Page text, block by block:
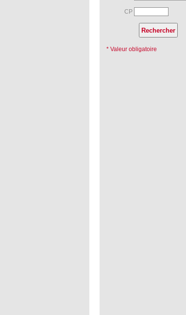
CP
* Valeur obligatoire